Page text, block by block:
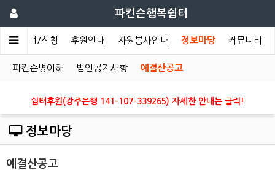
파킨슨행복쉼터
사업/신청 후원안내 자원봉사안내 정보마당 커뮤니티
파킨슨병이해 법인공지사항 예결산공고
쉼터후원(광주은행 141-107-339265) 자세한 안내는 클릭!
정보마당
예결산공고